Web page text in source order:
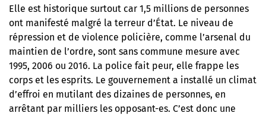
Elle est historique surtout car 1,5 millions de personnes
ont manifesté malgré la terreur d’État. Le niveau de
répression et de violence policière, comme l’arsenal du
maintien de l’ordre, sont sans commune mesure avec
1995, 2006 ou 2016. La police fait peur, elle frappe les
corps et les esprits. Le gouvernement a installé un climat
d’effroi en mutilant des dizaines de personnes, en
arrêtant par milliers les opposant-es. C’est donc une